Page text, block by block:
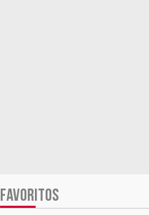
FAVORITOS